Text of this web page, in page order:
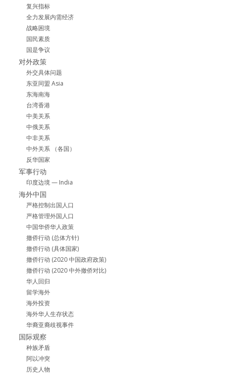
复兴指标
全力发展内需经济
战略困境
国民素质
国是争议
对外政策
外交具体问题
东亚同盟 Asia
东海南海
台湾香港
中美关系
中俄关系
中非关系
中外关系 （各国）
反华国家
军事行动
印度边境 — India
海外中国
严格控制出国人口
严格管理外国人口
中国华侨华人政策
撤侨行动 (总体方针)
撤侨行动 (具体国家)
撤侨行动 (2020 中国政府政策)
撤侨行动 (2020 中外撤侨对比)
华人回归
留学海外
海外投资
海外华人生存状态
华裔亚裔歧视事件
国际观察
种族矛盾
阿以冲突
历史人物